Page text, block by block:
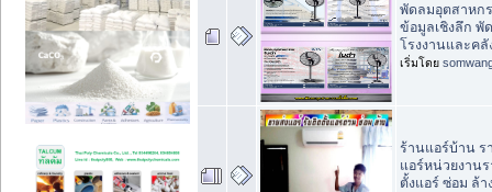
พัดลมอุตสาหก
ข้อมูลเชิงลึก พั
โรงงานและค
เริ่มโดย
ร้านแอร์บ้าน ร
แอร์หน่วยงาน
ตั้งแอร์ ซ่อม ล้า